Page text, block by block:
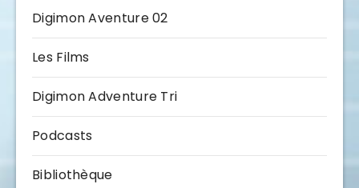
Digimon Aventure 02
Les Films
Digimon Adventure Tri
Podcasts
Bibliothèque